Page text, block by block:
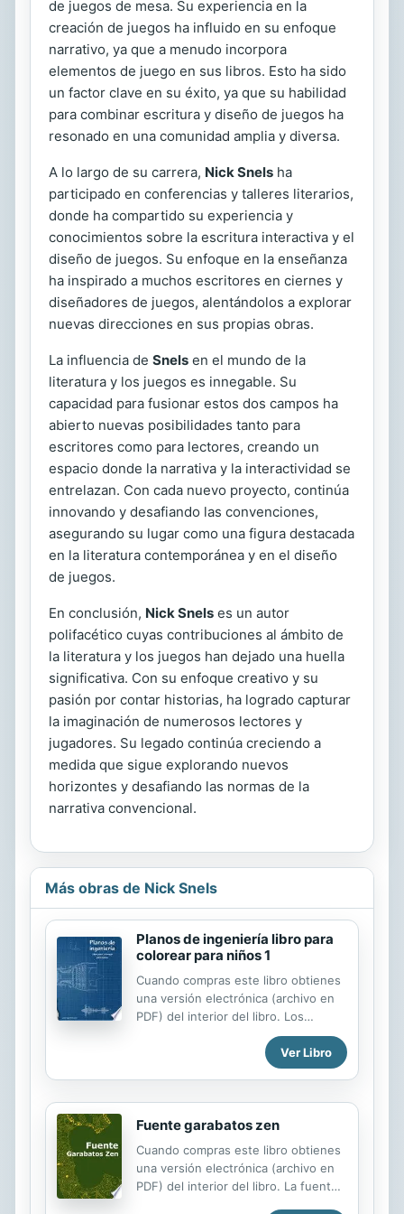
de juegos de mesa. Su experiencia en la
creación de juegos ha influido en su enfoque
narrativo, ya que a menudo incorpora
elementos de juego en sus libros. Esto ha sido
un factor clave en su éxito, ya que su habilidad
para combinar escritura y diseño de juegos ha
resonado en una comunidad amplia y diversa.
A lo largo de su carrera, Nick Snels ha
participado en conferencias y talleres literarios,
donde ha compartido su experiencia y
conocimientos sobre la escritura interactiva y el
diseño de juegos. Su enfoque en la enseñanza
ha inspirado a muchos escritores en ciernes y
diseñadores de juegos, alentándolos a explorar
nuevas direcciones en sus propias obras.
La influencia de Snels en el mundo de la
literatura y los juegos es innegable. Su
capacidad para fusionar estos dos campos ha
abierto nuevas posibilidades tanto para
escritores como para lectores, creando un
espacio donde la narrativa y la interactividad se
entrelazan. Con cada nuevo proyecto, continúa
innovando y desafiando las convenciones,
asegurando su lugar como una figura destacada
en la literatura contemporánea y en el diseño
de juegos.
En conclusión, Nick Snels es un autor
polifacético cuyas contribuciones al ámbito de
la literatura y los juegos han dejado una huella
significativa. Con su enfoque creativo y su
pasión por contar historias, ha logrado capturar
la imaginación de numerosos lectores y
jugadores. Su legado continúa creciendo a
medida que sigue explorando nuevos
horizontes y desafiando las normas de la
narrativa convencional.
Más obras de Nick Snels
Planos de ingeniería libro para
colorear para niños 1
Cuando compras este libro obtienes
una versión electrónica (archivo en
PDF) del interior del libro. Los
aspirantes a ingenieros pueden dar
vida a su imaginación con este libro
para colorear lleno de planos de
libro para colorear para niños
contiene 40 páginas para colorear las
siguientes maravillas de la ingeniería:
aviones - aviones de combate,
motores y aviones comerciales
Ver Libro
Fuente garabatos zen
Cuando compras este libro obtienes
una versión electrónica (archivo en
PDF) del interior del libro. La fuente